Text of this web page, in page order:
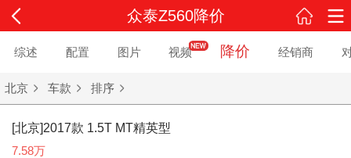
众泰Z560降价
综述 配置 图片 视频 降价 经销商
北京 车款 排序
[北京]2017款 1.5T MT精英型
7.58万